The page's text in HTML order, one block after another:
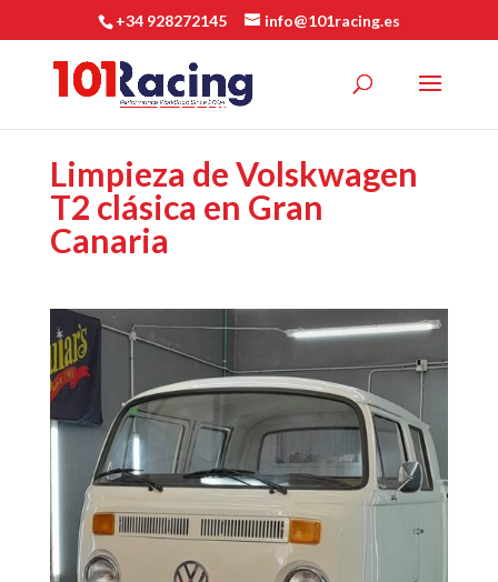
+34 928272145 info@101racing.es
Limpieza de Volskwagen
T2 clásica en Gran
Canaria